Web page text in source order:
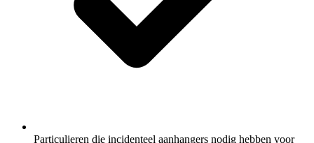
Particulieren die incidenteel aanhangers nodig hebben voor